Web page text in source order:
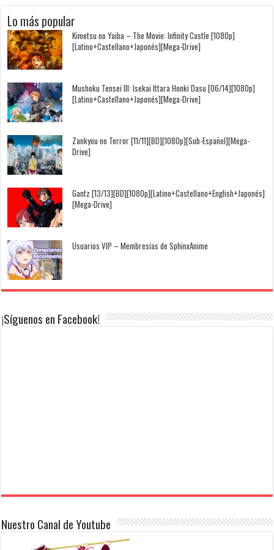
Lo más popular
Kimetsu no Yaiba – The Movie: Infinity Castle [1080p]
[Latino+Castellano+Japonés][Mega-Drive]
Mushoku Tensei III: Isekai Ittara Honki Dasu [06/14][1080p]
[Latino+Castellano+Japonés][Mega-Drive]
Zankyou no Terror [11/11][BD][1080p][Sub-Español][Mega-
Drive]
Gantz [13/13][BD][1080p][Latino+Castellano+English+Japonés]
[Mega-Drive]
Usuarios VIP – Membresías de SphinxAnime
¡Síguenos en Facebook!
Nuestro Canal de Youtube